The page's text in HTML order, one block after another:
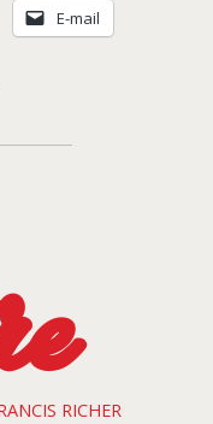
E-mail
RICHER